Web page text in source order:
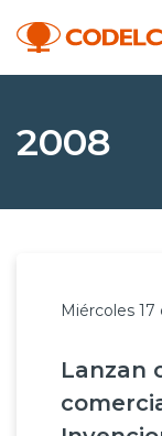
Innovación
2008
Miércoles
Lanzan